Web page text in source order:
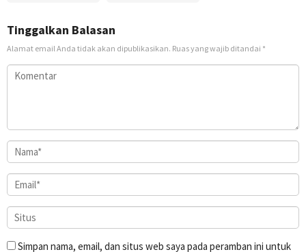
Tinggalkan Balasan
Alamat email Anda tidak akan dipublikasikan. Ruas yang wajib ditandai *
Simpan nama, email, dan situs web saya pada peramban ini untuk